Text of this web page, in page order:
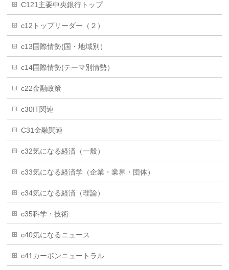
C121主要中央銀行トップ
c12トップリーダー（２）
c13国際情勢(国・地域別）
c14国際情勢(テーマ別情勢）
c22金融政策
c30IT関連
C31金融関連
c32気になる経済（一般）
c33気になる経済学（企業・業界・団体）
c34気になる経済（理論）
c35科学・技術
c40気になるニュース
c41カーボンニュートラル